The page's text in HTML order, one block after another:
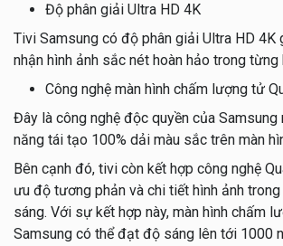
Độ phân giải Ultra HD 4K
Tivi Samsung có độ phân giải Ultra HD 4K
nhận hình ảnh sắc nét hoàn hảo trong từng
Công nghệ màn hình chấm lượng tử
Đây là công nghệ độc quyền của Samsung
năng tái tạo 100% dải màu sắc trên màn
Bên cạnh đó, tivi còn kết hợp công nghệ
ưu độ tương phản và chi tiết hình ảnh
sáng. Với sự kết hợp này, màn hình chấm
Samsung có thể đạt độ sáng lên tới 1000